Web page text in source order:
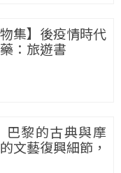
物集】後疫情時代
：旅遊書
巴黎的古典與摩
文藝復興細節，